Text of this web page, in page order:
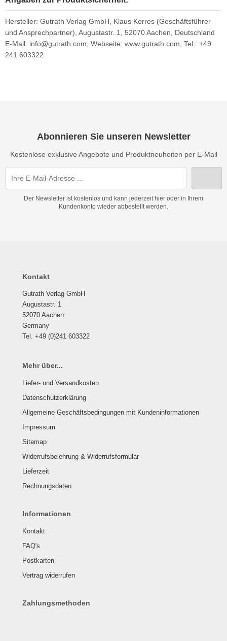
Hersteller: Gutrath Verlag GmbH, Klaus Kerres (Geschäftsführer
und Ansprechpartner), Augustastr. 1, 52070 Aachen, Deutschland
E-Mail: info@gutrath.com, Webseite: www.gutrath.com, Tel.: +49
241 603322
Abonnieren Sie unseren Newsletter
Kostenlose exklusive Angebote und Produktneuheiten per E-Mail
Der Newsletter ist kostenlos und kann jederzeit hier oder in Ihrem
Kundenkonto wieder abbestellt werden.
Kontakt
Gutrath Verlag GmbH
Augustastr. 1
52070 Aachen
Germany
Tel. +49 (0)241 603322
Mehr über...
Liefer- und Versandkosten
Datenschutzerklärung
Allgemeine Geschäftsbedingungen mit Kundeninformationen
Impressum
Sitemap
Widerrufsbelehrung & Widerrufsformular
Lieferzeit
Rechnungsdaten
Informationen
Kontakt
FAQ's
Postkarten
Vertrag widerrufen
Zahlungsmethoden